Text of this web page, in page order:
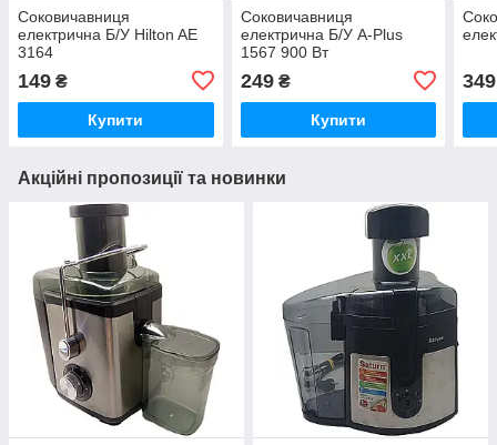
Соковичавниця
електрична Б/У Hilton AE
3164
149 ₴
Купити
Соковичавниця
електрична Б/У A-Plus
1567 900 Вт
249₴
Купити
349
Акційні пропозиції та новинки